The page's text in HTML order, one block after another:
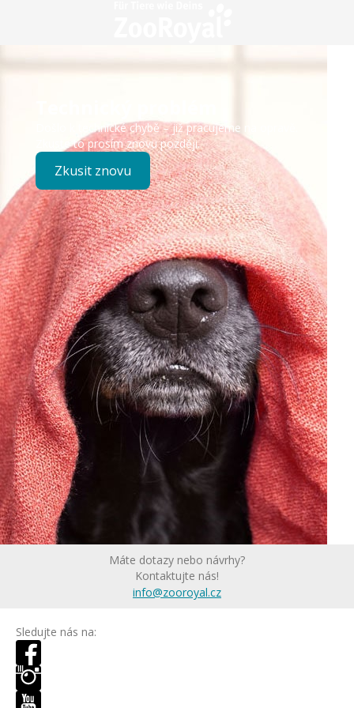
Došlo k technické chybě – již pracujeme na opravě.
Zkuste to prosím znovu později.
Zkusit znovu
Máte dotazy nebo návrhy?
Kontaktujte nás!
info@zooroyal.cz
Sledujte nás na: